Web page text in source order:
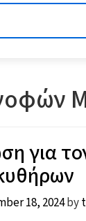
για
18, 2024by